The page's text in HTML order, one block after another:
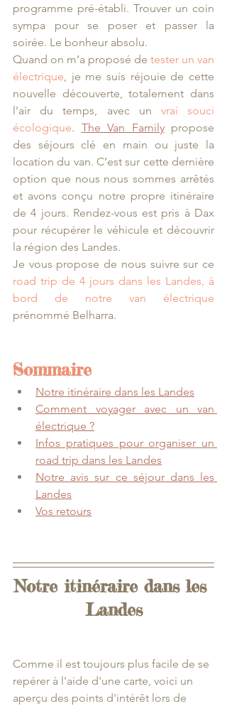
programme pré-établi. Trouver un coin
sympa pour se poser et passer la
soirée. Le bonheur absolu.
Quand on m’a proposé de tester un van
électrique, je me suis réjouie de cette
nouvelle découverte, totalement dans
l’air du temps, avec un vrai souci
écologique. The Van Family propose
des séjours clé en main ou juste la
location du van. C’est sur cette dernière
option que nous nous sommes arrêtés
et avons conçu notre propre itinéraire
de 4 jours. Rendez-vous est pris à Dax
pour récupérer le véhicule et découvrir
la région des Landes.
road trip de 4 jours dans les Landes, à
bord de notre van électrique
prénommé Belharra.
Sommaire
Notre itinéraire dans les Landes
Comment voyager avec un van
électrique ?
Infos pratiques pour organiser un
road trip dans les Landes
Notre avis sur ce séjour dans les
Landes
Vos retours
Notre itinéraire dans les
Landes
Comme il est toujours plus facile de se
repérer à l'aide d'une carte, voici un
aperçu des points d'intérêt lors de